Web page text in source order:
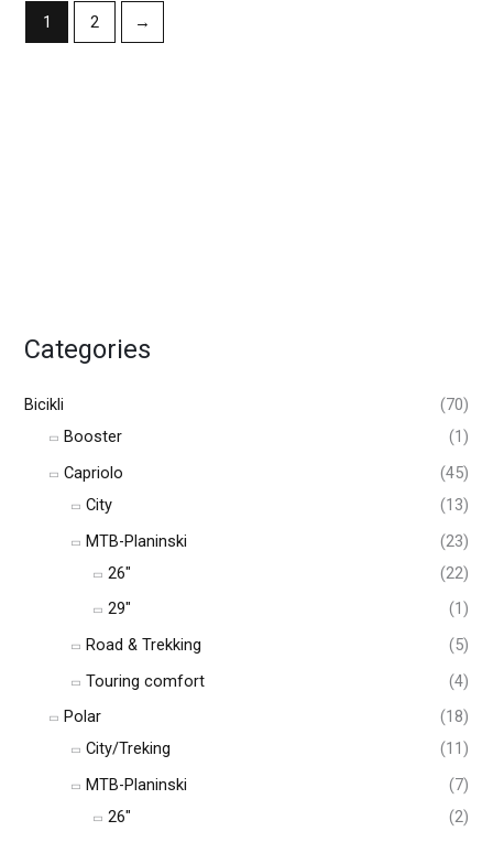
Categories
Bicikli
(70)
Booster
(1)
Capriolo
(45)
City
(13)
MTB-Planinski
(23)
26"
(22)
29"
(1)
Road & Trekking
(5)
Touring comfort
(4)
Polar
(18)
City/Treking
(11)
MTB-Planinski
(7)
26"
(2)
1 2 →